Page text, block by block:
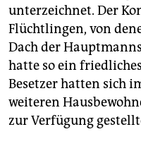
unterzeichnet. Der
Flüchtlingen, von
Dach der
hatte so ein
Besetzer hatten sich
weiteren
zur Verfügung